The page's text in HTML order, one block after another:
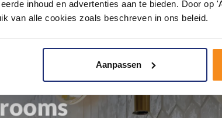
inhoud en advertenties aan te bieden. Door op
van alle cookies zoals beschreven in ons beleid.
Aanpassen